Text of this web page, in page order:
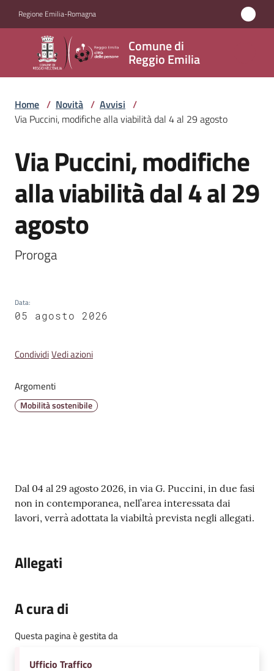
Regione Emilia-Romagna
Comune di
Reggio Emilia
Comune
di
Reggio
Emilia
Amministrazione
Servizi
Novità
Menu selezionato
Vivere
Tutti
argomenti
m
o
v
t
i
Home / Novità / Avvisi /
Via Puccini, modifiche alla viabilità dal 4 al 29 agosto
Salta al contenuto
Via Puccini, modifiche
alla viabilità dal 4 al 29
agosto
Proroga
Data:
05 agosto 2026
CondividiVedi azioni
Argomenti
Mobilità sostenibile
Contenuto
Dal 04 al 29 agosto 2026, in via G. Puccini, in due fasi
non in contemporanea, nell’area interessata dai
lavori, verrà adottata la viabiltà prevista negli allegati.
Allegati
A cura di
Questa pagina è gestita da
Ufficio Traffico